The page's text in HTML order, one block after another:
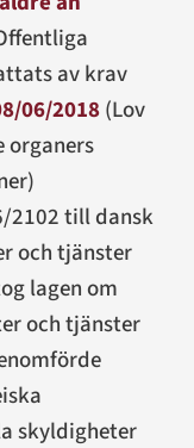
av krav
06/2018(Lov
)
2102 till dansk
och tjänster
lagen om
och tjänster
skyldigheter